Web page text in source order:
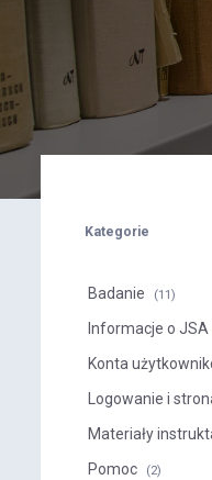
Kategorie
Badanie (11)
Informacje o JSA
Konta
Logowanie i
Materiały
Pomoc (2)